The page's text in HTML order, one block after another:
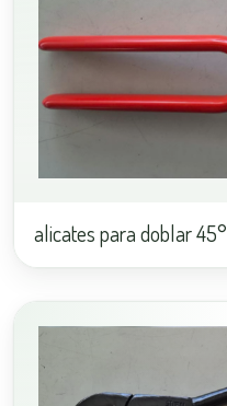
alicates para doblar 45°